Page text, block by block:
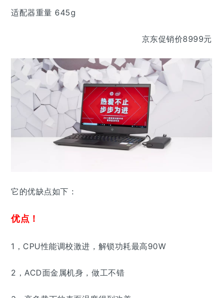
适配器重量 645g
京东促销价8999元
它的优缺点如下：
优点！
1， CPU性能调校激进，解锁功耗最高90W
2，ACD面金属机身，做工不错